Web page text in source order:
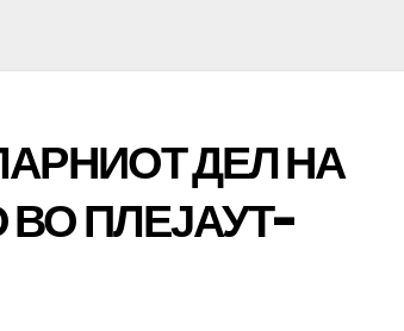
ДЕЛ НА
ПЛЕЈАУТ-